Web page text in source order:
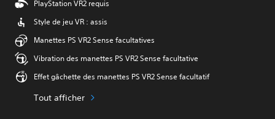
PlayStation VR2 requis
Style de jeu VR : assis
Manettes PS VR2 Sense facultatives
Vibration des manettes PS VR2 Sense facultative
Effet gâchette des manettes PS VR2 Sense facultatif
Tout afficher